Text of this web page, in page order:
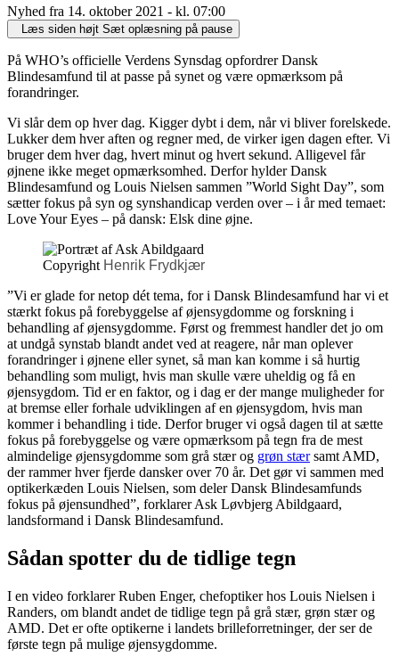
Nyhed fra 14. oktober 2021 - kl. 07:00
Læs siden højt Sæt oplæsning på pause
På WHO’s officielle Verdens Synsdag opfordrer Dansk
Blindesamfund til at passe på synet og være opmærksom på
forandringer.
Vi slår dem op hver dag. Kigger dybt i dem, når vi bliver forelskede.
Lukker dem hver aften og regner med, de virker igen dagen efter. Vi
bruger dem hver dag, hvert minut og hvert sekund. Alligevel får
øjnene ikke meget opmærksomhed. Derfor hylder Dansk
Blindesamfund og Louis Nielsen sammen ”World Sight Day”, som
sætter fokus på syn og synshandicap verden over – i år med temaet:
Love Your Eyes – på dansk: Elsk dine øjne.
Copyright Henrik Frydkjær
”Vi er glade for netop dét tema, for i Dansk Blindesamfund har vi et
stærkt fokus på forebyggelse af øjensygdomme og forskning i
behandling af øjensygdomme. Først og fremmest handler det jo om
at undgå synstab blandt andet ved at reagere, når man oplever
forandringer i øjnene eller synet, så man kan komme i så hurtig
behandling som muligt, hvis man skulle være uheldig og få en
øjensygdom. Tid er en faktor, og i dag er der mange muligheder for
at bremse eller forhale udviklingen af en øjensygdom, hvis man
kommer i behandling i tide. Derfor bruger vi også dagen til at sætte
fokus på forebyggelse og være opmærksom på tegn fra de mest
almindelige øjensygdomme som grå stær og grøn stærsamt AMD,
der rammer hver fjerde dansker over 70 år. Det gør vi sammen med
optikerkæden Louis Nielsen, som deler Dansk Blindesamfunds
fokus på øjensundhed”, forklarer Ask Løvbjerg Abildgaard,
landsformand i Dansk Blindesamfund.
Sådan spotter du de tidlige tegn
I en video forklarer Ruben Enger, chefoptiker hos Louis Nielsen i
Randers, om blandt andet de tidlige tegn på grå stær, grøn stær og
AMD. Det er ofte optikerne i landets brilleforretninger, der ser de
første tegn på mulige øjensygdomme.